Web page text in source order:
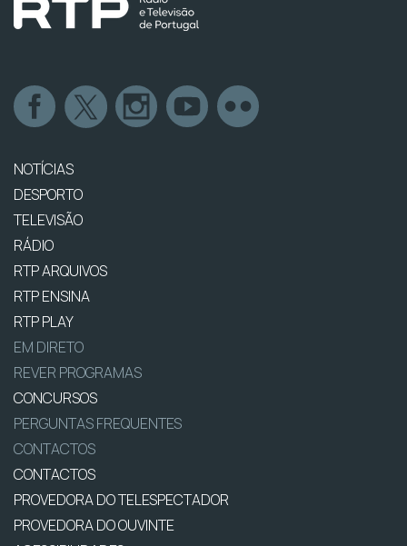
NOTÍCIAS
DESPORTO
TELEVISÃO
RÁDIO
RTP ARQUIVOS
RTP ENSINA
RTP PLAY
EM DIRETO
REVER PROGRAMAS
CONCURSOS
PERGUNTAS FREQUENTES
CONTACTOS
CONTACTOS
PROVEDORA DO TELESPECTADOR
PROVEDORA DO OUVINTE